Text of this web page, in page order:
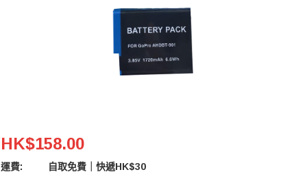
Battpro Gopro Hero 9 10 11 12 Battery 代用電池
HK$158.00
運費: 自取免費｜快遞HK$30